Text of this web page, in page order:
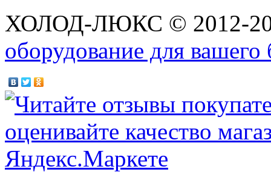
ХОЛОД-ЛЮКС © 2012-
оборудование для вашего